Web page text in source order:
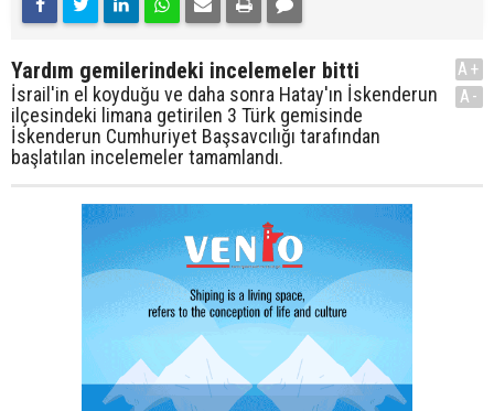
Yardım gemilerindeki incelemeler bitti
İsrail'in el koyduğu ve daha sonra Hatay'ın İskenderun
ilçesindeki limana getirilen 3 Türk gemisinde
İskenderun Cumhuriyet Başsavcılığı tarafından
başlatılan incelemeler tamamlandı.
A+
A-